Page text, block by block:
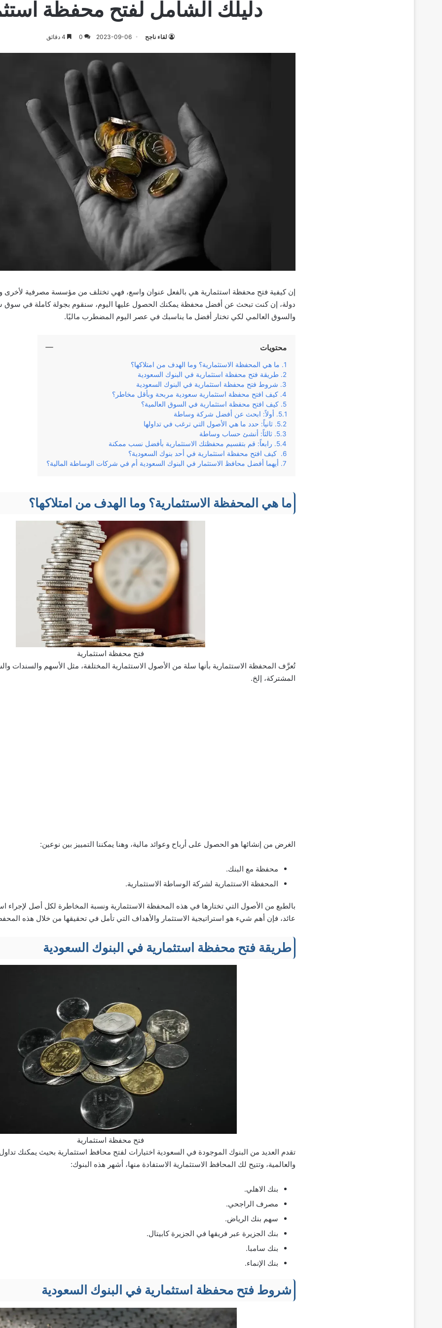
دليلك الشامل لفتح محفظة
لقاء ناجح 2023-09-06
0
إن كيفية فتح محفظة استثمارية هي بالفعل عنوان واسع، فهي تختلف من مؤسسة مصرفية لأخرى
دولة، إن كنت تبحث عن أفضل محفظة يمكنك الحصول عليها اليوم، سنقوم بجولة كاملة في سوق
والسوق العالمي لكي تختار أفضل ما يناسبك في عصر اليوم المضطرب ماليًا.
محتويات
ما هي المحفظة الاستثمارية؟ وما الهدف من امتلاكها؟
طريقة فتح محفظة استثمارية في البنوك السعودية
شروط فتح محفظة استثمارية في البنوك السعودية
كيف افتح محفظة استثمارية سعودية مربحة وبأقل مخاطر؟
كيف افتح محفظة استثمارية في السوق العالمية؟
أولاً: ابحث عن أفضل شركة وساطة
ثانياً: حدد ما هي الأصول التي ترغب في تداولها
ثالثاً: أنشئ حساب وساطة
رابعاً: قم بتقسيم محفظتك الاستثمارية بأفضل نسب ممكنة
كيف افتح محفظة استثمارية في أحد بنوك السعودية؟
أيهما أفضل محافظ الاستثمار في البنوك السعودية أم في شركات الوساطة المالية؟
ما هي المحفظة الاستثمارية؟ وما الهدف من امتلاكها؟
فتح محفظة استثمارية
تُعرَّف المحفظة الاستثمارية بأنها سلة من الأصول الاستثمارية المختلفة، مثل الأسهم والسندات
المشتركة، إلخ.
الغرض من إنشائها هو الحصول على أرباح وعوائد مالية، وهنا يمكننا التمييز بين نوعين:
محفظة مع البنك.
المحفظة الاستثمارية لشركة الوساطة الاستثمارية.
بالطبع من الأصول التي تختارها في هذه المحفظة الاستثمارية ونسبة المخاطرة لكل أصل لإجراء
عائد، فإن أهم شيء هو استراتيجية الاستثمار والأهداف التي تأمل في تحقيقها من خلال هذه
طريقة فتح محفظة استثمارية في البنوك السعودية
فتح محفظة استثمارية
تقدم العديد من البنوك الموجودة في السعودية اختيارات لفتح محافظ استثمارية بحيث يمكنك
والعالمية، وتتيح لك المحافظ الاستثمارية الاستفادة منها، أشهر هذه البنوك:
بنك الاهلي.
مصرف الراجحي.
سهم بنك الرياض.
بنك الجزيرة عبر فريقها في الجزيرة كابيتال.
بنك سامبا.
بنك الإنماء.
شروط فتح محفظة استثمارية في البنوك السعودية